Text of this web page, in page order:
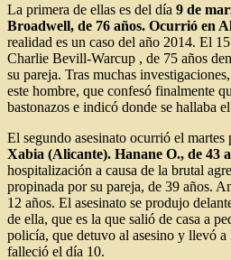
La primera de ellas es del día 9 de
Broadwell, de 76 años. Ocurrió en
realidad es un caso del año 2014. El
Charlie Bevill-Warcup , de 75 años
su pareja. Tras muchas
este hombre, que confesó finalmente
bastonazos e indicó donde se hallaba
El segundo asesinato ocurrió el martes
Xabia (Alicante). Hanane O., de 43
hospitalización a causa de la brutal
propinada por su pareja, de 39 años.
12 años. El asesinato se produjo
de ella, que es la que salió de casa a
policía, que detuvo al asesino y llevó
falleció el día 10.